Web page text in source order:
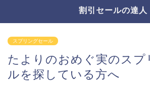
割引セールの達人
スプリングセール
たよりのおめぐ実のスプ
ルを探している方へ